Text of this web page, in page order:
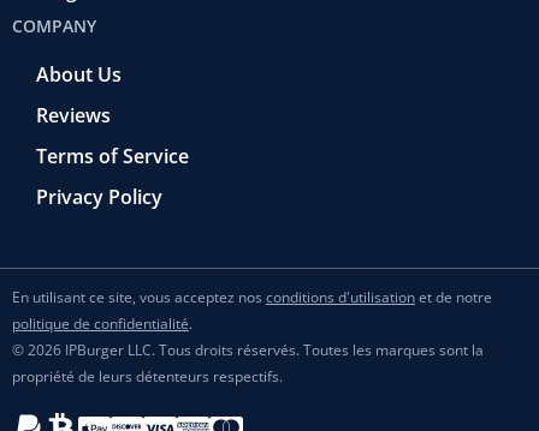
COMPANY
About Us
Reviews
Terms of Service
Privacy Policy
En utilisant ce site, vous acceptez nos conditions d'utilisationet de notre
politique de confidentialité.
© 2026 IPBurger LLC. Tous droits réservés. Toutes les marques sont la
propriété de leurs détenteurs respectifs.